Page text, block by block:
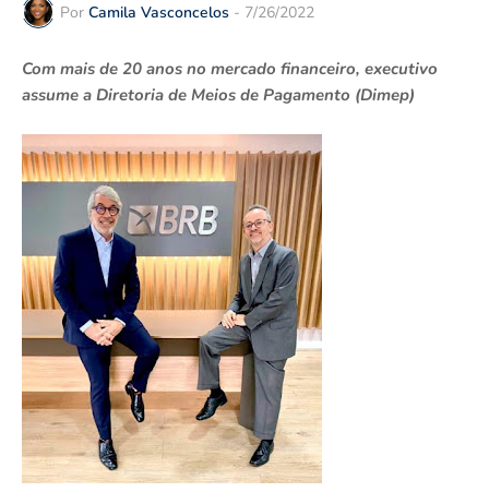
Por Camila Vasconcelos - 7/26/2022
Com mais de 20 anos no mercado financeiro, executivo
assume a Diretoria de Meios de Pagamento (Dimep)